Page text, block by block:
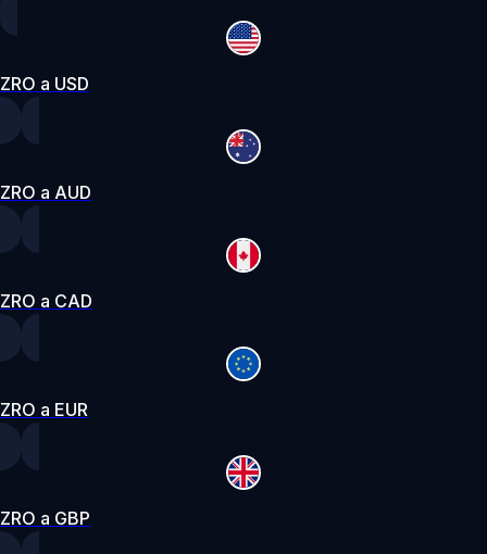
ZRO a USD
ZRO a AUD
ZRO a CAD
ZRO a EUR
ZRO a GBP